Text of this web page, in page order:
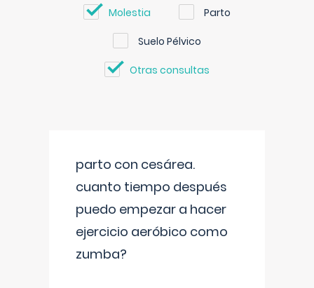
Molestia Parto
Suelo Pélvico
Otras consultas
parto con cesárea.
cuanto tiempo después
puedo empezar a hacer
ejercicio aeróbico como
zumba?